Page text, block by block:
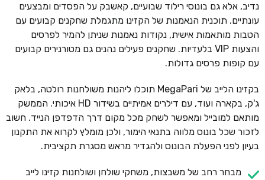
נדיב, אלא גם בונוסי רילוד שבועיים, קאשבק על הפסדים ומבצעים
עונתיים. תוכנית הנאמנות של הקזינו מתגמלת שחקנים קבועים עם
הטבות מותאמות אישית, נקודות נאמנות שניתן להמיר לפרסים
והצעות VIP בלעדיות. שחקנים פעילים נהנים גם מטורנירים קבועים
עם קופות פרסים גדולות.
בקזינו הלייב של MegaPari תוכלו ליהנות משולחנות רולטה, בלאק
ג'ק, בקארה ועוד, עם דילרים אמיתיים בשידור HD איכותי. הממשק
מותאם למובייל ומאפשר לשחק מכל מקום דרך הדפדפן הנייד. חשוב
לזכור שכל בונוס מלווה בתנאי הימור, ולכן מומלץ לקרוא את התקנון
בעיון לפני הפעלת הבונוס ולהגדיר מראש מסגרת תקציבית.
מבחר רחב של משבצות, משחקי שולחן ושולחנות קזינו לייב